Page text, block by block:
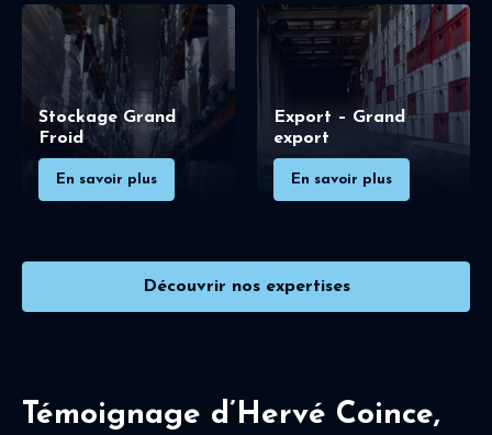
Stockage Grand
Froid
En savoir plus
Export – Grand
export
En savoir plus
Découvrir nos expertises
Témoignage d’Hervé Coince,